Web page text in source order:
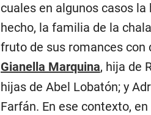
cuales en algunos casos
hecho, la familia de la
fruto de sus romances
Gianella Marquina, hija de
hijas de Abel Lobatón; y
Farfán. En ese contexto,